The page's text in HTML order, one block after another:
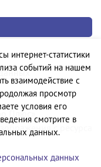
Плюс»
с ресурса
статистики
событий на нашем
взаимодействие с
просмотр
условия его
смотрите в
данных.
данных